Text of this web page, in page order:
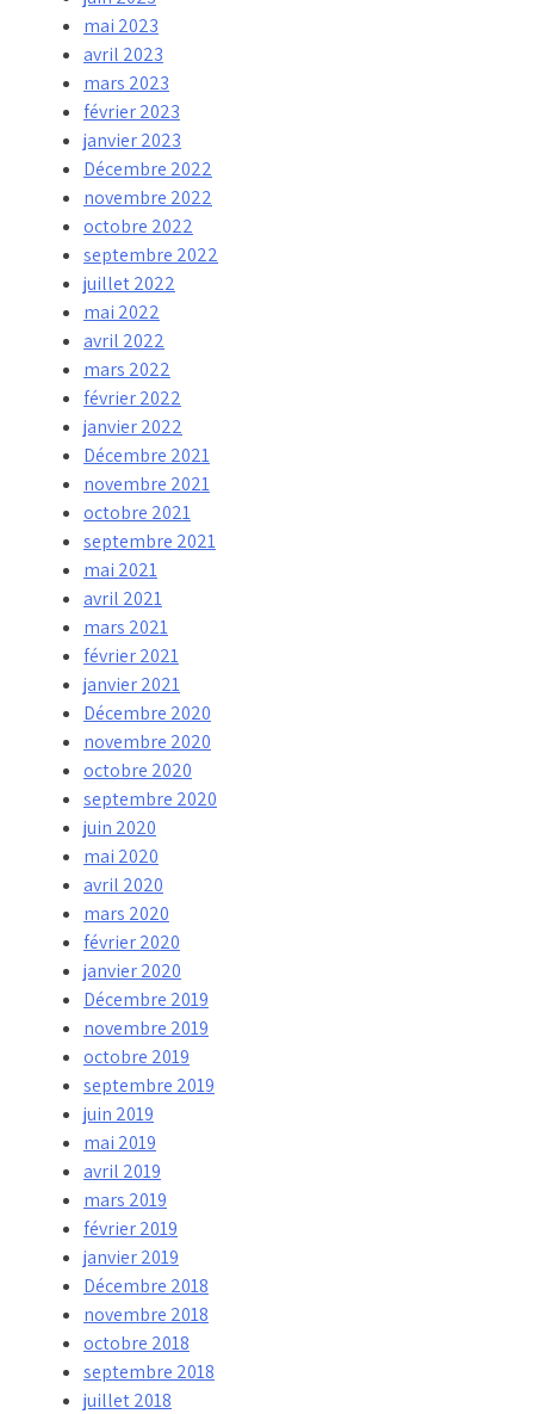
mai 2023
avril 2023
mars 2023
février 2023
janvier 2023
Décembre 2022
novembre 2022
octobre 2022
septembre 2022
juillet 2022
mai 2022
avril 2022
mars 2022
février 2022
janvier 2022
Décembre 2021
novembre 2021
octobre 2021
septembre 2021
mai 2021
avril 2021
mars 2021
février 2021
janvier 2021
Décembre 2020
novembre 2020
octobre 2020
septembre 2020
juin 2020
mai 2020
avril 2020
mars 2020
février 2020
janvier 2020
Décembre 2019
novembre 2019
octobre 2019
septembre 2019
juin 2019
mai 2019
avril 2019
mars 2019
février 2019
janvier 2019
Décembre 2018
novembre 2018
octobre 2018
septembre 2018
juillet 2018